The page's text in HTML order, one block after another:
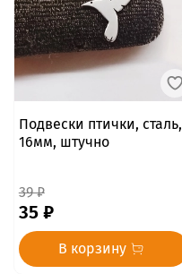
Подвески птички, сталь,
16мм, штучно
39 ₽
35 ₽
В корзину